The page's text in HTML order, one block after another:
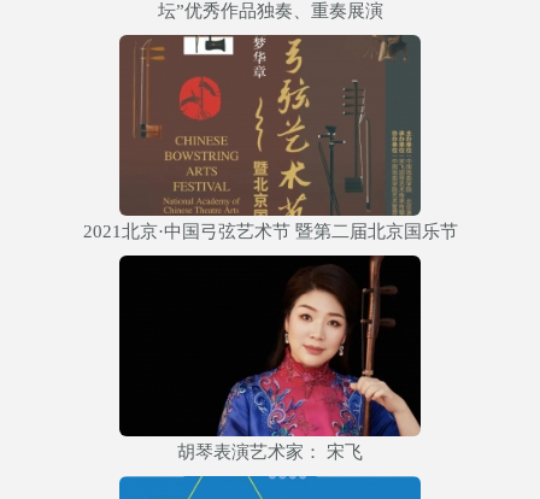
坛”优秀作品独奏、重奏展演
2021北京·中国弓弦艺术节 暨第二届北京国乐节
胡琴表演艺术家： 宋飞